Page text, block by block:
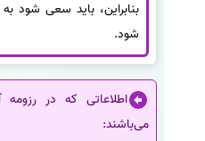
بنابراین، باید سعی شود
شود.
اطلاعاتی که در
می‌باشند: